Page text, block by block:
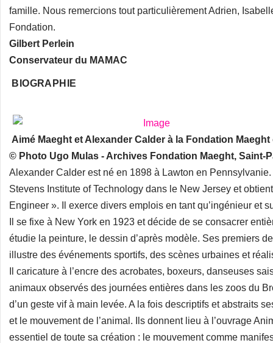
famille. Nous remercions tout particulièrement Adrien,
Fondation.
Gilbert Perlein
Conservateur du MAMAC
BIOGRAPHIE
Aimé Maeght et Alexander Calder à la Fondation Maeght
© Photo Ugo Mulas - Archives Fondation Maeght, Saint-
Alexander Calder est né en 1898 à Lawton en
Stevens Institute of Technology dans le New Jersey et
Engineer ». Il exerce divers emplois en tant qu’ingénieur et
Il se fixe à New York en 1923 et décide de se consacrer
étudie la peinture, le dessin d’après modèle. Ses premiers
illustre des événements sportifs, des scènes urbaines et
Il caricature à l’encre des acrobates, boxeurs, danseuses
animaux observés des journées entières dans les zoos du
d’un geste vif à main levée. A la fois descriptifs et abstraits
et le mouvement de l’animal. Ils donnent lieu à l’ouvrage
essentiel de toute sa création : le mouvement comme